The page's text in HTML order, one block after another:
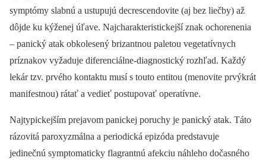
symptómy slabnú a ustupujú decrescendovite (aj bez liečby) až
dôjde ku kýženej úľave. Najcharakteristickejší znak ochorenenia
–⁠ panický atak obkolesený brizantnou paletou vegetatívnych
príznakov vyžaduje diferenciálne-diagnostický rozhľad. Každý
lekár tzv. prvého kontaktu musí s touto entitou (menovite prvýkrát
manifestnou) rátať a vedieť postupovať operatívne.
Najtypickejším prejavom panickej poruchy je panický atak. Táto
rázovitá paroxyzmálna a periodická epizóda predstavuje
jedinečnú symptomaticky flagrantnú afekciu náhleho dočasného